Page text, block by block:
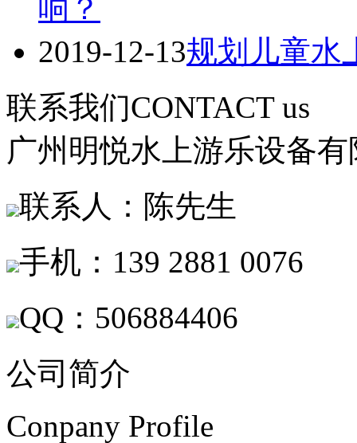
响？
2019-12-13规划儿童水
联系我们CONTACT us
广州明悦水上游乐设备
联系人： 陈先生
手机： 139 2881 0076
QQ： 506884406
公司简介
Conpany Profile